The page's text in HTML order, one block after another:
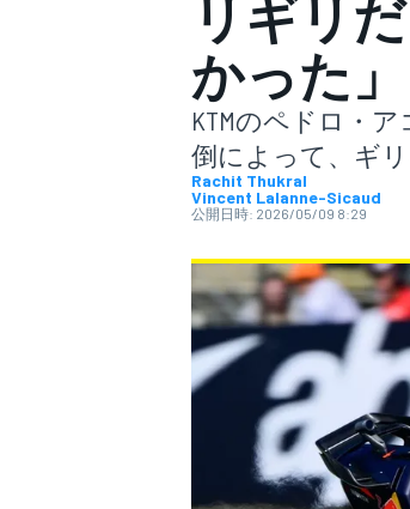
スーパーフォーミュラ
スーパーGT
リギリ
かった」
KTMのペドロ・
倒によって、ギ
Rachit Thukral
Vincent Lalanne-Sicaud
公開日時: 2026/05/09 8:29